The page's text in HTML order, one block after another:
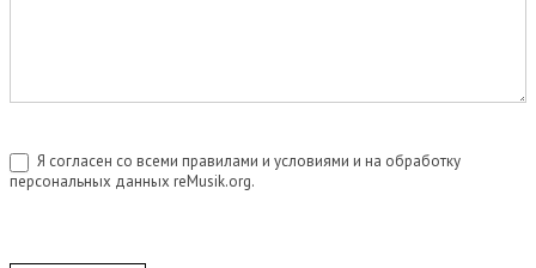
Я согласен со всеми правилами и условиями и на обработку
персональных данных reMusik.org.